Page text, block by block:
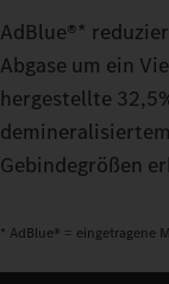
AdBlue®*
Abgase um ein
hergestellte
Gebindegrößen
* AdBlue® = eingetragene